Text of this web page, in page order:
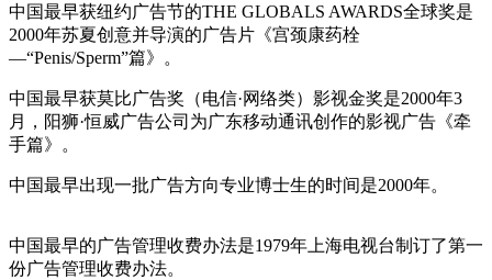
中国最早获纽约广告节的THE GLOBALS AWARDS全球奖是
2000年苏夏创意并导演的广告片《宫颈康药栓
—“Penis/Sperm”篇》。
中国最早获莫比广告奖（电信·网络类）影视金奖是2000年3
月，阳狮·恒威广告公司为广东移动通讯创作的影视广告《牵
手篇》。
中国最早出现一批广告方向专业博士生的时间是2000年。
中国最早的广告管理收费办法是1979年上海电视台制订了第一
份广告管理收费办法。